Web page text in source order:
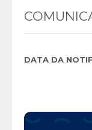
DATA DA